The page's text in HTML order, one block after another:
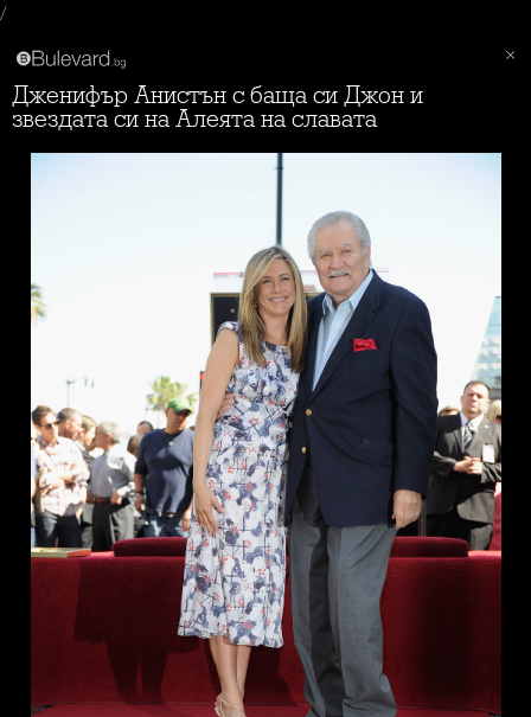
/
Дженифър Анистън с баща си Джон и
звездата си на Алеята на славата